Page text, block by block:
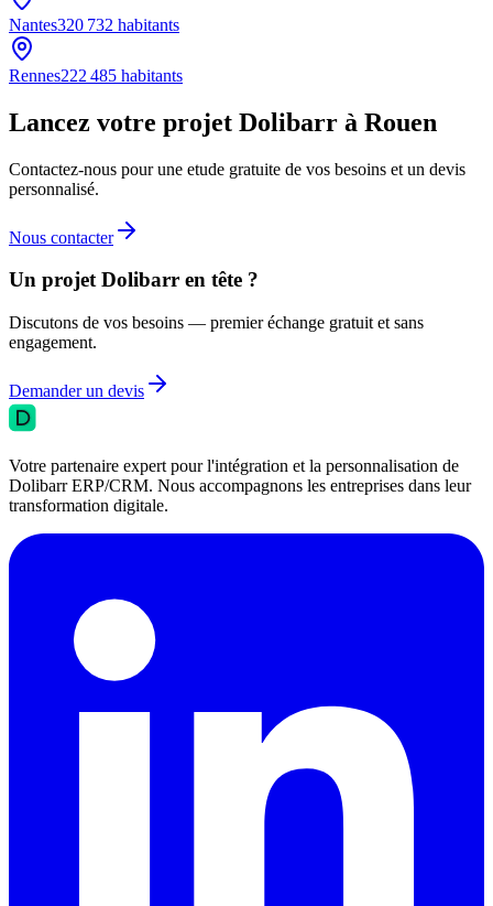
Nantes320 732 habitants
Rennes222 485 habitants
Lancez votre projet Dolibarr à Rouen
Contactez-nous pour une etude gratuite de vos besoins et un devis
personnalisé.
Nous contacter
Un projet Dolibarr en tête ?
Discutons de vos besoins — premier échange gratuit et sans
engagement.
Demander un devis
Votre partenaire expert pour l'intégration et la personnalisation de
Dolibarr ERP/CRM. Nous accompagnons les entreprises dans leur
transformation digitale.